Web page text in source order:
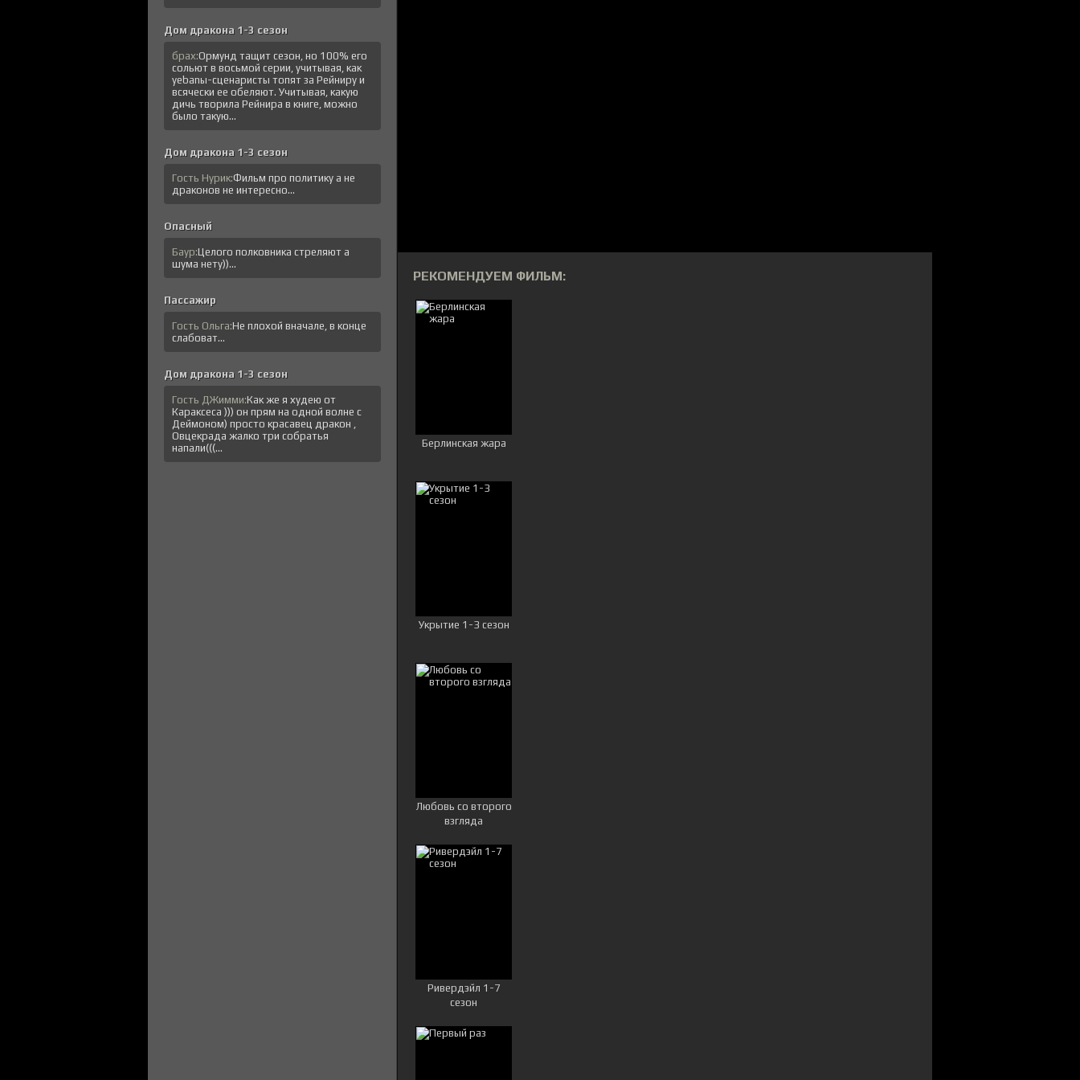
РЕКОМЕНДУЕМ ФИЛЬМ:
Берлинская жара
Укрытие 1-3 сезон
Любовь со второго
взгляда
Ривердэйл 1-7
сезон
Дом дракона 1-3 сезон
брах:Ормунд тащит сезон, но 100% его
сольют в восьмой серии, учитывая, как
уеbanы-сценаристы топят за Рейниру и
всячески ее обеляют. Учитывая, какую
дичь творила Рейнира в книге, можно
было такую...
Дом дракона 1-3 сезон
Гость Нурик:Фильм про политику а не
драконов не интересно...
Опасный
Баур:Целого полковника стреляют а
шума нету))...
Пассажир
Гость Ольга:Не плохой вначале, в конце
слабоват...
Дом дракона 1-3 сезон
Гость ДЖимми:Как же я худею от
Караксеса ))) он прям на одной волне с
Деймоном) просто красавец дракон ,
Овцекрада жалко три собратья
напали(((...